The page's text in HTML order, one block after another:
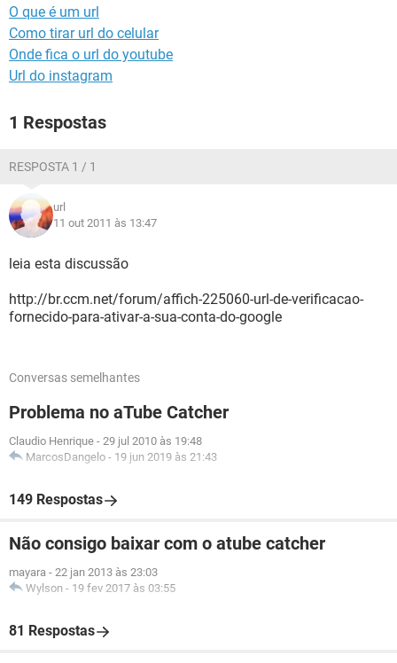
O que é um url
Como tirar url do celular
Onde fica o url do youtube
Url do instagram
1 Respostas
RESPOSTA 1 / 1
url
11 out 2011 às 13:47
leia esta discussão
http://br.ccm.net/forum/affich-225060-url-de-verificacao-
fornecido-para-ativar-a-sua-conta-do-google
Conversas semelhantes
Problema no aTube Catcher
Claudio Henrique - 29 jul 2010 às 19:48
MarcosDangelo - 19 jun 2019 às 21:43
149 Respostas
Não consigo baixar com o atube catcher
mayara - 22 jan 2013 às 23:03
Wylson - 19 fev 2017 às 03:55
81 Respostas